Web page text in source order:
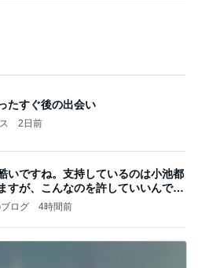
たすぐ後の出会い
2日前
いですね。支持しているのは小池都
すが、こんなのを許していいんです
ログ 4時間前